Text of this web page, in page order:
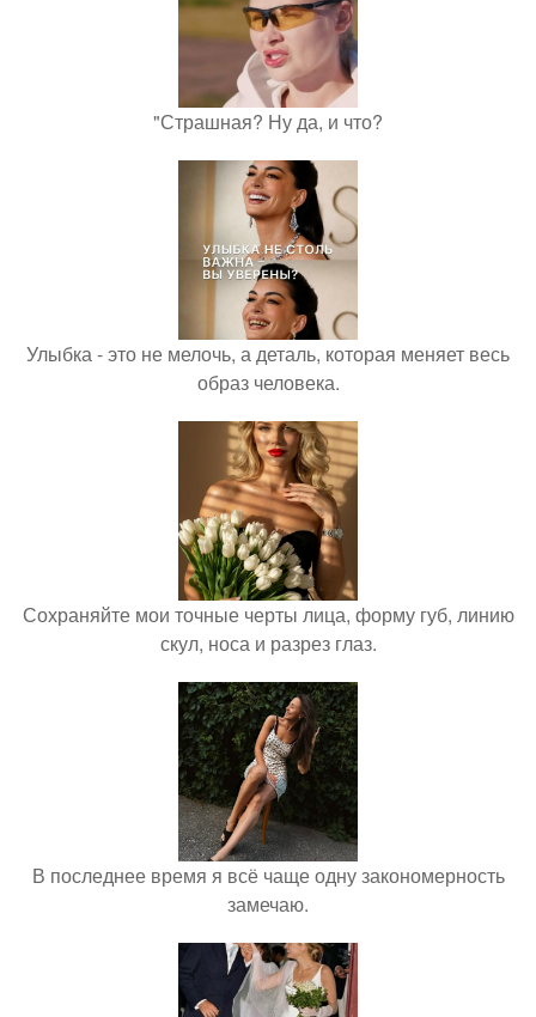
"Страшная? Ну да, и что?
Улыбка - это не мелочь, а деталь, которая меняет весь
образ человека.
Сохраняйте мои точные черты лица, форму губ, линию
скул, носа и разрез глаз.
В последнее время я всё чаще одну закономерность
замечаю.